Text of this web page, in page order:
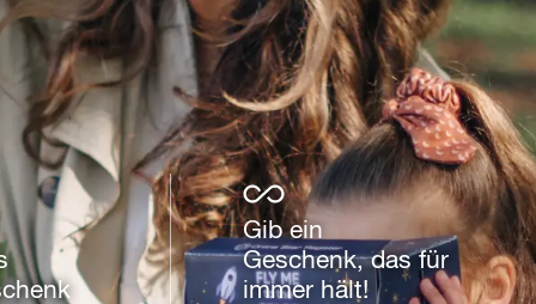
Gib ein
Geschenk, das für
immer hält!